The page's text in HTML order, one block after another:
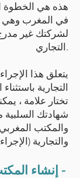
هذه هي الخطوة
في المغرب وهي
لشركتك غير
التجاري.
يتعلق هذا
التجارية
تختار علامة ،
شهادتك
والمكتب
والتجارية
إنشاء المكتب المسجل -